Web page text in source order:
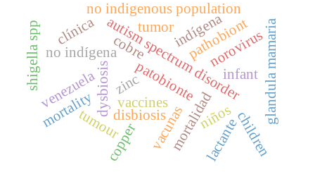
cobre
zinc
disbiosis
patobionte
autism spectrum disorder
copper
dysbiosis
pathobiont
mortalidad
indígena
no indígena
niños
venezuela
mortality
no indigenous population
children
vacunas
norovirus
shigella spp
vaccines
tumor glandula mamaria
lactante
tumour
infant
clínica